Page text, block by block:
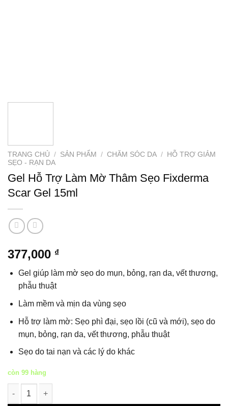
TRANG CHỦ / SẢN PHẨM / CHĂM SÓC DA /
HỖ TRỢ GIẢM
SẸO - RẠN DA
Gel Hỗ Trợ Làm Mờ Thâm Sẹo Fixderma
Scar Gel 15ml
377,000 ₫
Gel giúp làm mờ sẹo do mụn, bỏng, rạn da, vết thương,
phẫu thuật
Làm mềm và mịn da vùng sẹo
Hỗ trợ làm mờ: Sẹo phì đại, sẹo lồi (cũ và mới), sẹo do
mụn, bỏng, rạn da, vết thương, phẫu thuật
Sẹo do tai nạn và các lý do khác
còn 99 hàng